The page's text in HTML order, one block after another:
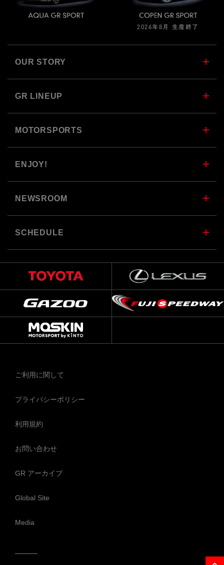
2026年8月 生産終了
OUR STORY
GR LINEUP
MOTORSPORTS
ENJOY!
NEWSROOM
SCHEDULE
ご利用に関して
プライバシーポリシー
利用規約
お問い合わせ
GR アーカイブ
Global Site
Media